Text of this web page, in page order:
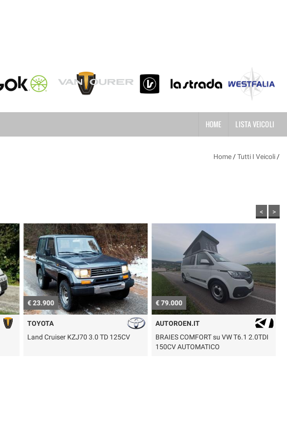
HOME LISTA VEICOLI
Home /Tutti I Veicoli /
< >
€ 23.900
TOYOTA
Land Cruiser KZJ70 3.0 TD 125CV
€ 79.000
AUTOROEN.IT
BRAIES COMFORT su VW T6.1 2.0TDI
150CV AUTOMATICO